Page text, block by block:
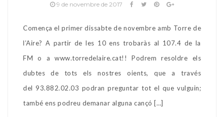
9 de novembre de 2017
Comença el primer dissabte de novembre amb Torre de
l’Aire? A partir de les 10 ens trobaràs al 107.4 de la
FM o a www.torredelaire.cat!! Podrem resoldre els
dubtes de tots els nostres oients, que a través
del 93.882.02.03 podran preguntar tot el que vulguin;
també ens podreu demanar alguna cançó […]